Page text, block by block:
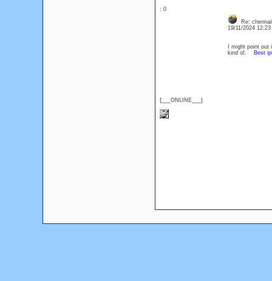
: 0
{___ONLINE___}
Re:
19/11/2024
I might point
kind of.
Best